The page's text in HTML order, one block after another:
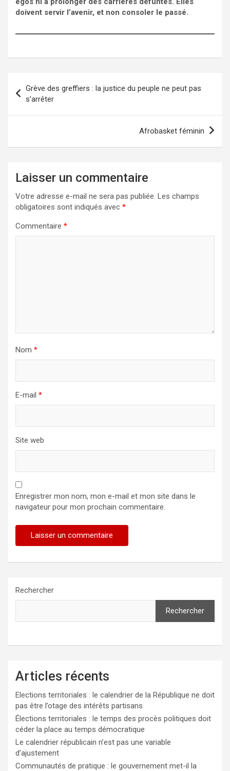
doivent servir l’avenir, et non consoler le passé.
de
l’article
Grève des greffiers : la justice du peuple ne peut pas
s’arrêter
Afrobasket féminin
Laisser un commentaire
Votre adresse e-mail ne sera pas publiée. Les champs
obligatoires sont indiqués avec *
Commentaire *
Nom *
E-mail *
Site web
Enregistrer mon nom, mon e-mail et mon site dans le
navigateur pour mon prochain commentaire.
Rechercher
Rechercher
Articles récents
Elections territoriales : le calendrier de la République ne doit
pas être l’otage des intérêts partisans
Élections territoriales : le temps des procès politiques doit
céder la place au temps démocratique
Le calendrier républicain n’est pas une variable
d’ajustement
Communautés de pratique : le gouvernement met-il la